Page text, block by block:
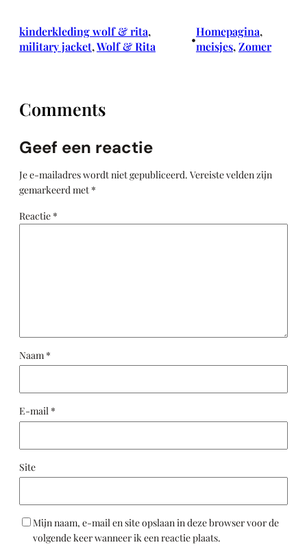
kinderkleding wolf & rita
military jacket, Wolf & Rita •
Homepagina,
meisjes, Zomer
Comments
Geef een reactie
Je e-mailadres wordt niet gepubliceerd. Vereiste velden zijn
gemarkeerd met *
Reactie *
Naam *
E-mail *
Site
Mijn naam, e-mail en site opslaan in deze browser voor de
volgende keer wanneer ik een reactie plaats.